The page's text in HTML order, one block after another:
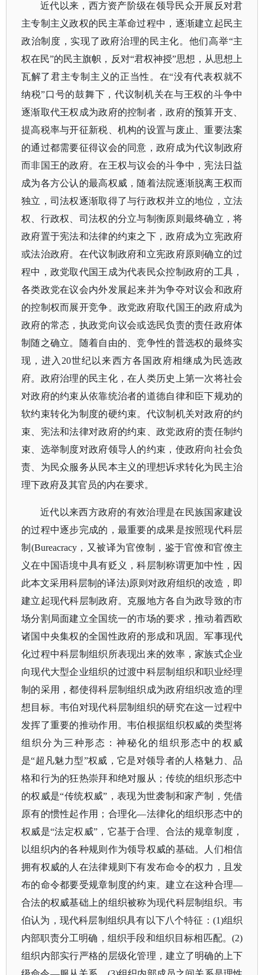
近代以来，西方资产阶级在领导民众开展反对君
主专制主义政权的民主革命过程中，逐渐建立起民主
政治制度，实现了政府治理的民主化。他们高举“主
权在民”的民主旗帜，反对“君权神授”思想，从思想上
瓦解了君主专制主义的正当性。在“没有代表权就不
纳税”口号的鼓舞下，代议制机关在与王权的斗争中
逐渐取代王权成为政府的控制者，政府的预算开支、
提高税率与开征新税、机构的设置与废止、重要法案
的通过都需要征得议会的同意，政府成为代议制政府
而非国王的政府。在王权与议会的斗争中，宪法日益
成为各方公认的最高权威，随着法院逐渐脱离王权而
独立，司法权逐渐取得了与行政权并立的地位，立法
权、行政权、司法权的分立与制衡原则最终确立，将
政府置于宪法和法律的约束之下，政府成为立宪政府
或法治政府。在代议制政府和立宪政府原则确立的过
程中，政党取代国王成为代表民众控制政府的工具，
各类政党在议会内外发展起来并为争夺对议会和政府
的控制权而展开竞争。政党政府取代国王的政府成为
政府的常态，执政党向议会或选民负责的责任政府体
制随之确立。随着自由的、竞争性的普选权的最终实
现，进入20世纪以来西方各国政府相继成为民选政
府。政府治理的民主化，在人类历史上第一次将社会
对政府的约束从依靠统治者的道德自律和臣下规劝的
软约束转化为制度的硬约束。代议制机关对政府的约
束、宪法和法律对政府的约束、政党政府的责任制约
束、选举制度对政府领导人的约束，使政府向社会负
责、为民众服务从民本主义的理想诉求转化为民主治
理下政府及其官员的内在要求。
近代以来西方政府的有效治理是在民族国家建设
的过程中逐步完成的，最重要的成果是按照现代科层
制 (Bureacracy，又被译为官僚制，鉴于官僚和官僚主
义在中国语境中具有贬义，科层制称谓更加中性，因
此本文采用科层制的译法)原则对政府组织的改造，即
建立起现代科层制政府。克服地方各自为政导致的市
场分割局面建立全国统一的市场的要求，推动着西欧
诸国中央集权的全国性政府的形成和巩固。军事现代
化过程中科层制组织所表现出来的效率，家族式企业
向现代大型企业组织的过渡中科层制组织和职业经理
制的采用，都使得科层制组织成为政府组织改造的理
想目标。韦伯对现代科层制组织的研究在这一过程中
发挥了重要的推动作用。韦伯根据组织权威的类型将
组织分为三种形态：神秘化的组织形态中的权威
是“超凡魅力型”权威，它是对领导者的人格魅力、品
格和行为的狂热崇拜和绝对服从；传统的组织形态中
的权威是“传统权威”，表现为世袭制和家产制，凭借
原有的惯性起作用；合理化—法律化的组织形态中的
权威是“法定权威”，它基于合理、合法的规章制度，
以组织内的各种规则作为领导权威的基础。人们相信
拥有权威的人在法律规则下有发布命令的权力，且发
布的命令都要受规章制度的约束。建立在这种合理—
合法的权威基础上的组织被称为现代科层制组织。韦
伯认为，现代科层制组织具有以下八个特征：(1)组织
内部职责分工明确，组织手段和组织目标相匹配。(2)
组织内部实行严格的层级化管理，建立了明确的上下